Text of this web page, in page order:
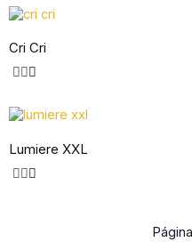
Cri Cri
Lumiere XXL